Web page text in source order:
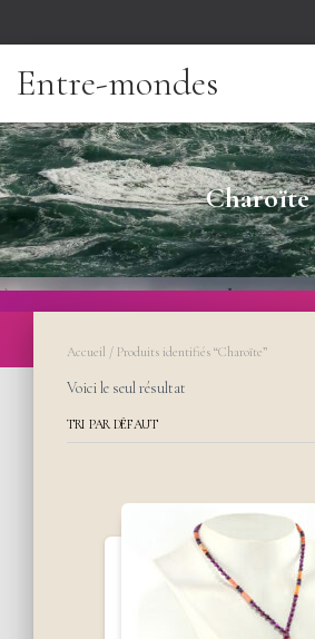
Entre-mondes
Charoïte
Accueil / Produits identifiés “Charoïte”
Voici le seul résultat